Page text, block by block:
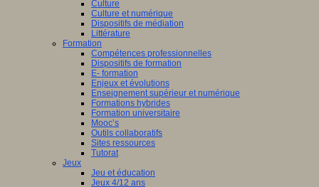
Culture
Culture et numérique
Dispositifs de médiation
Littérature
Formation
Compétences professionnelles
Dispositifs de formation
E- formation
Enjeux et évolutions
Enseignement supérieur et numérique
Formations hybrides
Formation universitaire
Mooc’s
Outils collaboratifs
Sites ressources
Tutorat
Jeux
Jeu et éducation
Jeux 4/12 ans